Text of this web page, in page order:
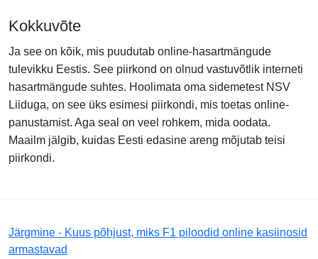
Kokkuvõte
Ja see on kõik, mis puudutab online-hasartmängude
tulevikku Eestis. See piirkond on olnud vastuvõtlik interneti
hasartmängude suhtes. Hoolimata oma sidemetest NSV
Liiduga, on see üks esimesi piirkondi, mis toetas online-
panustamist. Aga seal on veel rohkem, mida oodata.
Maailm jälgib, kuidas Eesti edasine areng mõjutab teisi
piirkondi.
Järgmine - Kuus põhjust, miks F1 piloodid online kasiinosid
armastavad